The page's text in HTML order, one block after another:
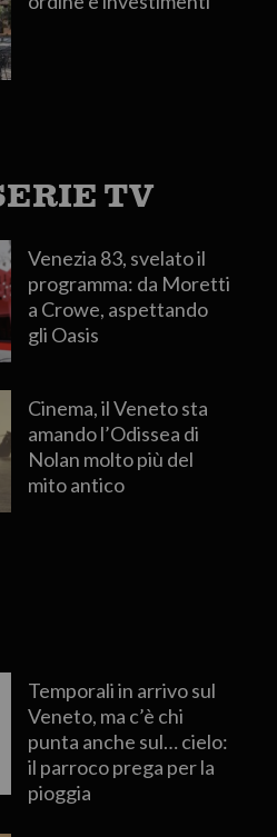
TV
Venezia 83, svelato il
programma: da Moretti
a Crowe, aspettando
gli Oasis
Cinema, il Veneto sta
amando l’Odissea di
Nolan molto più del
mito antico
Temporali in arrivo sul
Veneto, ma c’è chi
punta anche sul… cielo:
il parroco prega per la
pioggia